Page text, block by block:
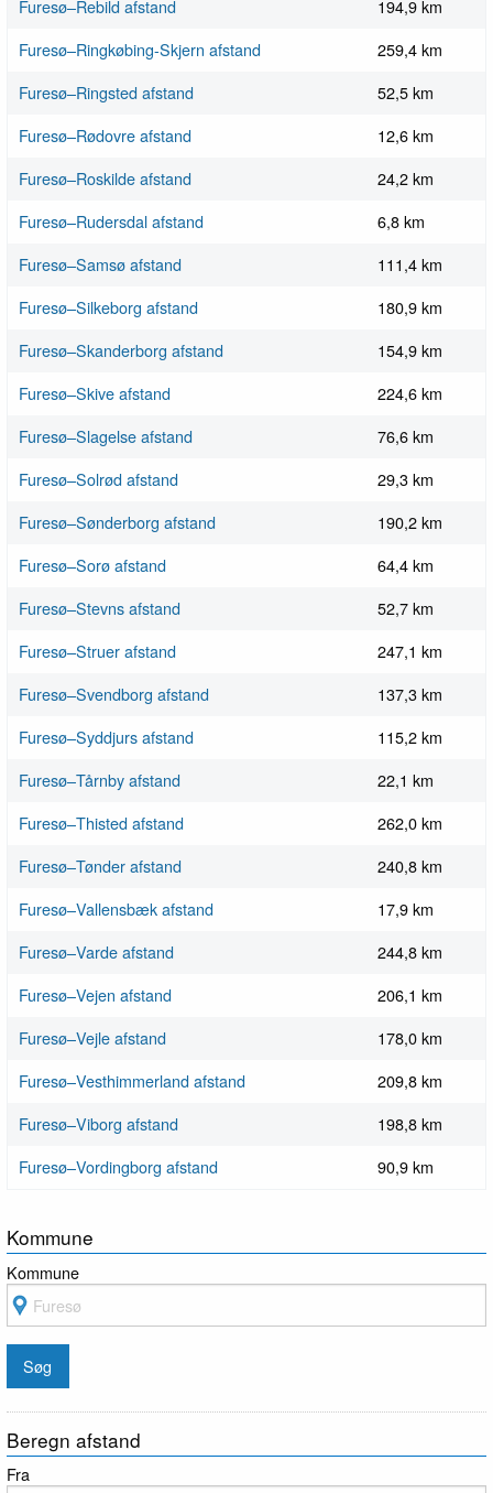
Furesø–Rebild afstand
194,9 km
Furesø–Ringkøbing-Skjern afstand
259,4 km
Furesø–Ringsted afstand
52,5 km
Furesø–Rødovre afstand
12,6 km
Furesø–Roskilde afstand
24,2 km
Furesø–Rudersdal afstand
6,8 km
Furesø–Samsø afstand
111,4 km
Furesø–Silkeborg afstand
180,9 km
Furesø–Skanderborg afstand
154,9 km
Furesø–Skive afstand
224,6 km
Furesø–Slagelse afstand
76,6 km
Furesø–Solrød afstand
29,3 km
Furesø–Sønderborg afstand
190,2 km
Furesø–Sorø afstand
64,4 km
Furesø–Stevns afstand
52,7 km
Furesø–Struer afstand
247,1 km
Furesø–Svendborg afstand
137,3 km
Furesø–Syddjurs afstand
115,2 km
Furesø–Tårnby afstand
22,1 km
Furesø–Thisted afstand
262,0 km
Furesø–Tønder afstand
240,8 km
Furesø–Vallensbæk afstand
17,9 km
Furesø–Varde afstand
244,8 km
Furesø–Vejen afstand
206,1 km
Furesø–Vejle afstand
178,0 km
Furesø–Vesthimmerland afstand
209,8 km
Furesø–Viborg afstand
198,8 km
Furesø–Vordingborg afstand
90,9 km
Kommune
Kommune
Beregn afstand
Fra